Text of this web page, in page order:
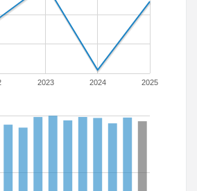
2023 2024 2025